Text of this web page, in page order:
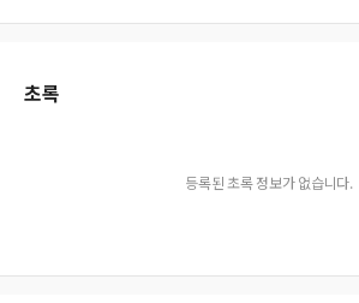
초록
등록된 초록 정보가 없습니다.